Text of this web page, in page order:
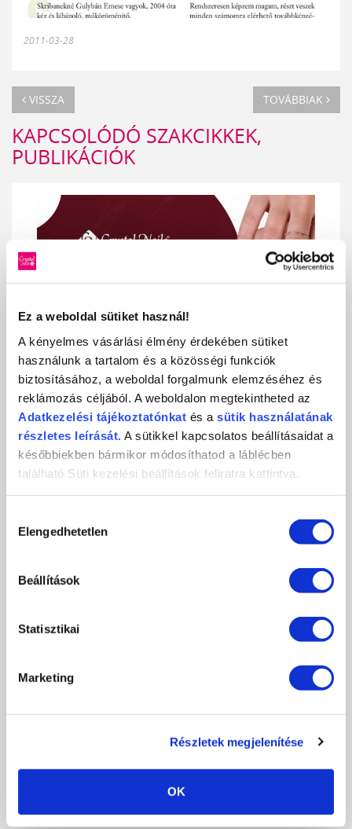
Ez a weboldal sütiket használ!
A kényelmes vásárlási élmény érdekében sütiket
használunk a tartalom és a közösségi funkciók
biztosításához, a weboldal forgalmunk elemzéséhez és
reklámozás céljából. A weboldalon megtekintheted az
Adatkezelési tájékoztatónkat és a sütik használatának
részletes leírását. A sütikkel kapcsolatos beállításaidat a
későbbiekben bármikor módosíthatod a láblécben
található Süti kezelési beállítások feliratra kattintva.
kiválasztása
Elengedhetetlen
Beállítások
Statisztikai
Marketing
Részletek megjelenítése
OK
2011-03-28
VISSZA TOVÁBBIAK
KAPCSOLÓDÓ SZAKCIKKEK,
PUBLIKÁCIÓK
KÖRMÖSNAP 2024/25 TÉL
2024-10-29
Csatlakozz november 9-én személyesen, vagy november 10-én
online, és ismerd meg első...
RÉSZLETEK
A műkörmös szakma innovációjával egyidejűleg előtérbe került az